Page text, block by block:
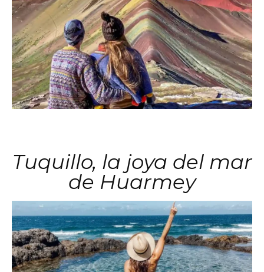
Tuquillo, la joya del mar
de Huarmey